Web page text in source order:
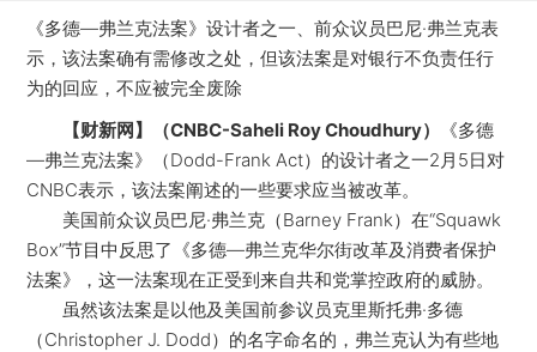
《多德—弗兰克法案》设计者之一、前众议员巴尼·弗兰克表
示，该法案确有需修改之处，但该法案是对银行不负责任行
为的回应，不应被完全废除
【财新网】（CNBC-Saheli Roy Choudhury）
《多德
—弗兰克法案》（Dodd-Frank Act）的设计者之一2月5日对
CNBC表示，该法案阐述的一些要求应当被改革。
美国前众议员巴尼·弗兰克（Barney Frank）在“Squawk
Box”节目中反思了《多德—弗兰克华尔街改革及消费者保护
法案》，这一法案现在正受到来自共和党掌控政府的威胁。
虽然该法案是以他及美国前参议员克里斯托弗·多德
（Christopher J. Dodd）的名字命名的，弗兰克认为有些地